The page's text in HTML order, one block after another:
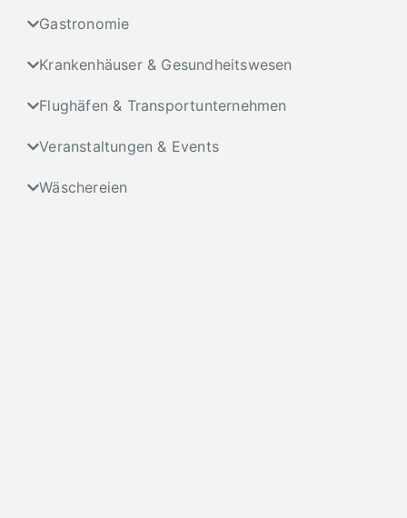
Gastronomie
Krankenhäuser & Gesundheitswesen
Flughäfen & Transportunternehmen
Veranstaltungen & Events
Wäschereien